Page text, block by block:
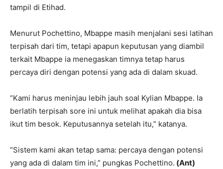
tampil di Etihad.
Menurut Pochettino, Mbappe masih menjalani sesi latihan
terpisah dari tim, tetapi apapun keputusan yang diambil
terkait Mbappe ia menegaskan timnya tetap harus
percaya diri dengan potensi yang ada di dalam skuad.
“Kami harus meninjau lebih jauh soal Kylian Mbappe. Ia
berlatih terpisah sore ini untuk melihat apakah dia bisa
ikut tim besok. Keputusannya setelah itu,” katanya.
“Sistem kami akan tetap sama: percaya dengan potensi
yang ada di dalam tim ini,” pungkas Pochettino. (Ant)